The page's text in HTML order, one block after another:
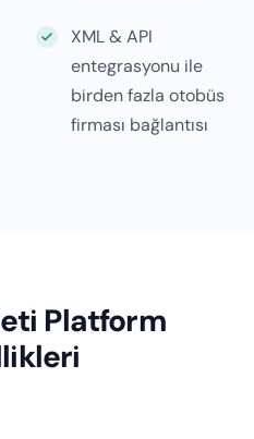
XML & API
entegrasyonu ile
birden fazla otobüs
firması bağlantısı
Platform